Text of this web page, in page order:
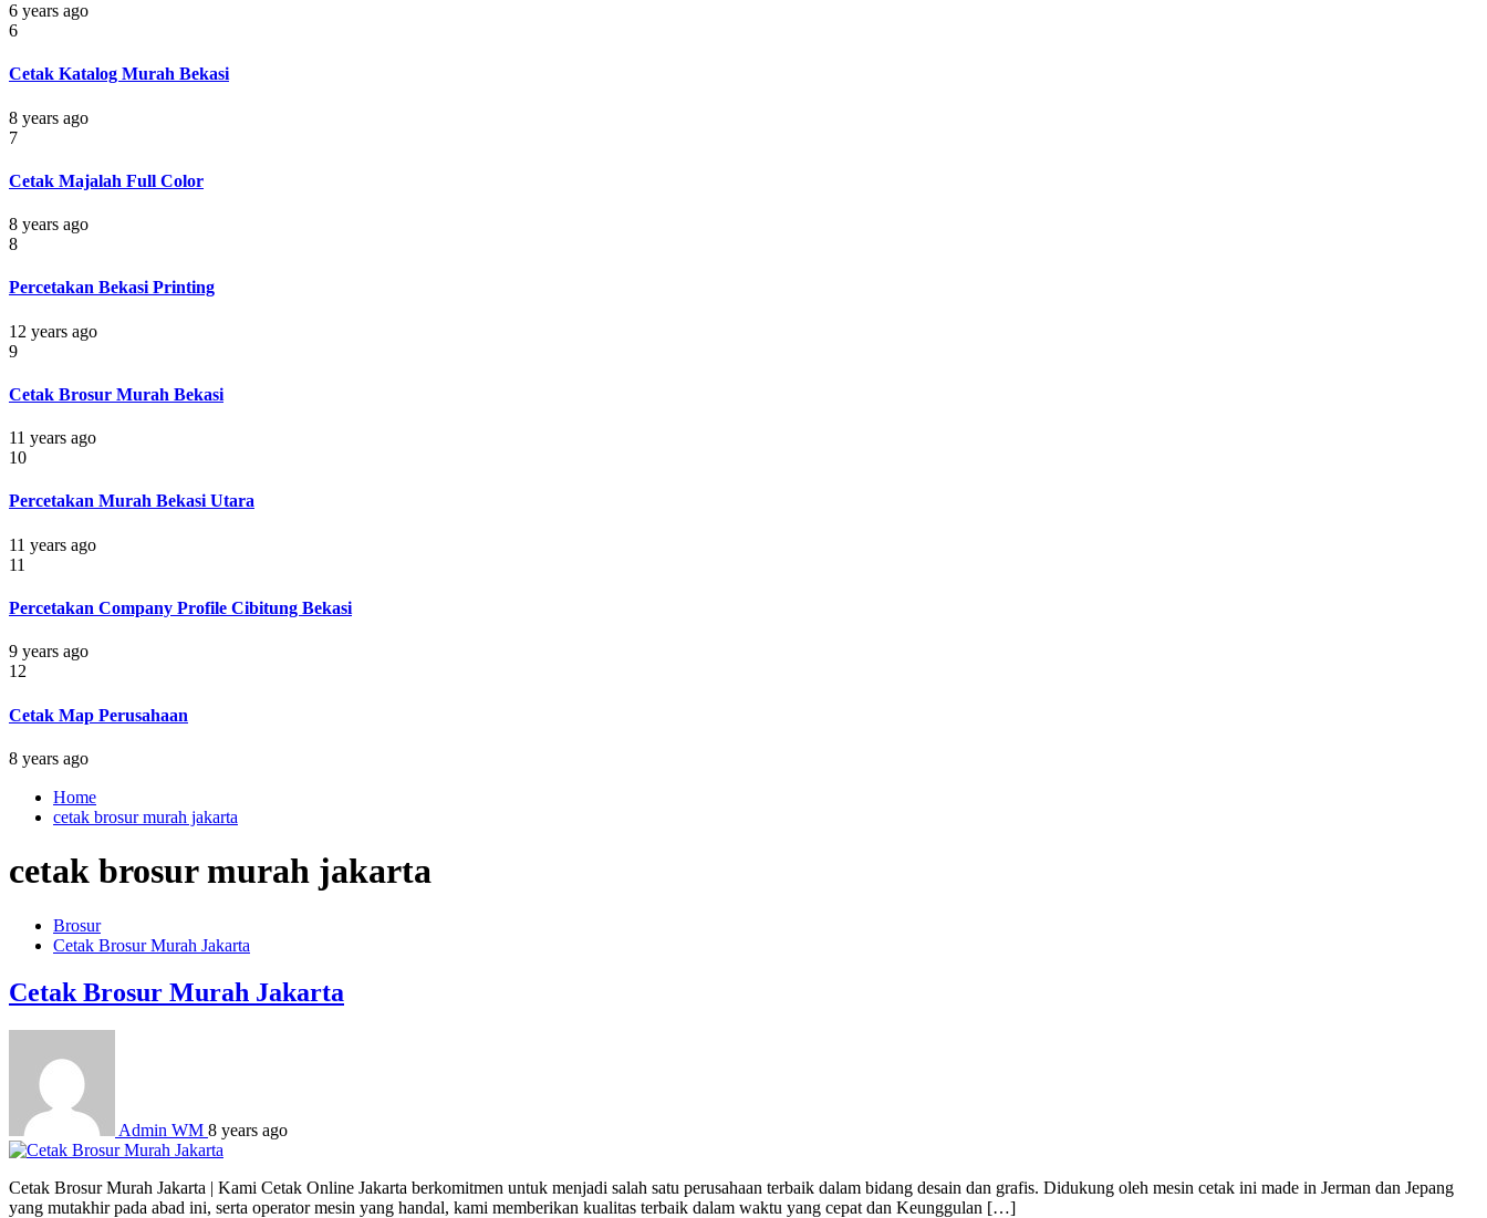
6 years ago
6
Cetak Katalog Murah Bekasi
8 years ago
7
Cetak Majalah Full Color
8 years ago
8
Percetakan Bekasi Printing
12 years ago
9
Cetak Brosur Murah Bekasi
11 years ago
10
Percetakan Murah Bekasi Utara
11 years ago
11
Percetakan Company Profile Cibitung Bekasi
9 years ago
12
Cetak Map Perusahaan
8 years ago
Home
cetak brosur murah jakarta
cetak brosur murah jakarta
Brosur
Cetak Brosur Murah Jakarta
Cetak Brosur Murah Jakarta
Admin WM 8 years ago
Cetak Brosur Murah Jakarta | Kami Cetak Online Jakarta berkomitmen untuk menjadi salah satu perusahaan terbaik dalam bidang desain dan grafis. Didukung oleh mesin cetak ini made in Jerman dan Jepang
yang mutakhir pada abad ini, serta operator mesin yang handal, kami memberikan kualitas terbaik dalam waktu yang cepat dan Keunggulan […]